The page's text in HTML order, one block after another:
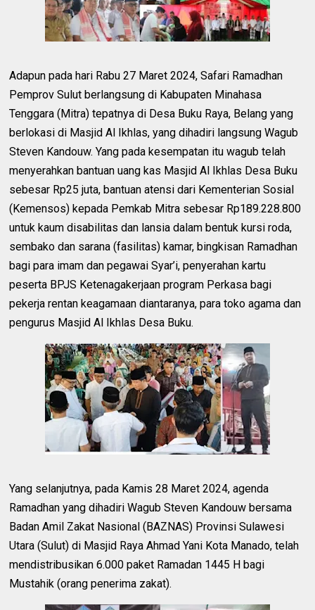
Adapun pada hari Rabu 27 Maret 2024, Safari Ramadhan
Pemprov Sulut berlangsung di Kabupaten Minahasa
Tenggara (Mitra) tepatnya di Desa Buku Raya, Belang yang
berlokasi di Masjid Al Ikhlas, yang dihadiri langsung Wagub
Steven Kandouw. Yang pada kesempatan itu wagub telah
menyerahkan bantuan uang kas Masjid Al Ikhlas Desa Buku
sebesar Rp25 juta, bantuan atensi dari Kementerian Sosial
(Kemensos) kepada Pemkab Mitra sebesar Rp189.228.800
untuk kaum disabilitas dan lansia dalam bentuk kursi roda,
sembako dan sarana (fasilitas) kamar, bingkisan Ramadhan
bagi para imam dan pegawai Syar’i, penyerahan kartu
peserta BPJS Ketenagakerjaan program Perkasa bagi
pekerja rentan keagamaan diantaranya, para toko agama dan
pengurus Masjid Al Ikhlas Desa Buku.
Yang selanjutnya, pada Kamis 28 Maret 2024, agenda
Ramadhan yang dihadiri Wagub Steven Kandouw bersama
Badan Amil Zakat Nasional (BAZNAS) Provinsi Sulawesi
Utara (Sulut) di Masjid Raya Ahmad Yani Kota Manado, telah
mendistribusikan 6.000 paket Ramadan 1445 H bagi
Mustahik (orang penerima zakat).